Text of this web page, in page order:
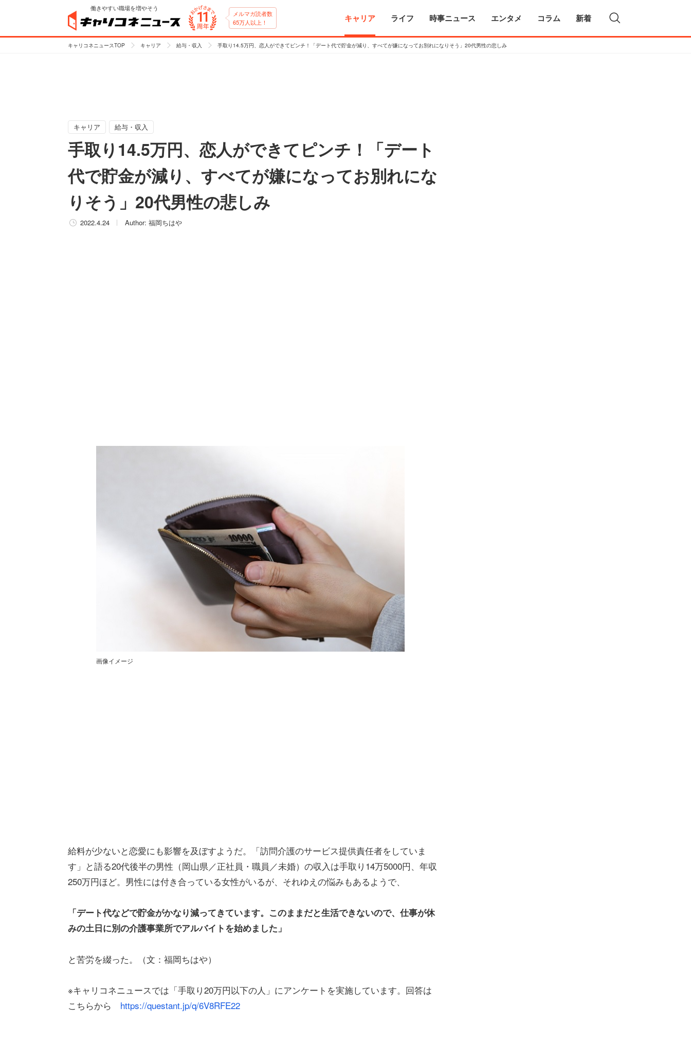
働きやすい職場を増やそう
メルマガ読者数
65万人以上！
キャリア ライフ 時事ニュース エンタメ コラム 新着
キャリコネニュースTOP キャリア 給与・収入 手取り14.5万円、恋人ができてピンチ！「デート代で貯金が減り、すべてが嫌になってお別れになりそう」20代男性の悲しみ
キャリア 給与・収入
手取り14.5万円、恋人ができてピンチ！「デート
代で貯金が減り、すべてが嫌になってお別れにな
りそう」20代男性の悲しみ
2022.4.24 Author: 福岡ちはや
画像イメージ
給料が少ないと恋愛にも影響を及ぼすようだ。「訪問介護のサービス提供責任者をしていま
す」と語る20代後半の男性（岡山県／正社員・職員／未婚）の収入は手取り14万5000円、年収
250万円ほど。男性には付き合っている女性がいるが、それゆえの悩みもあるようで、
「デート代などで貯金がかなり減ってきています。このままだと生活できないので、仕事が休
みの土日に別の介護事業所でアルバイトを始めました」
と苦労を綴った。（文：福岡ちはや）
※キャリコネニュースでは「手取り20万円以下の人」にアンケートを実施しています。回答は
こちらから https://questant.jp/q/6V8RFE22